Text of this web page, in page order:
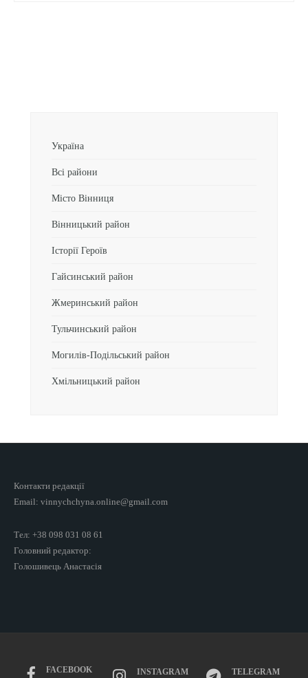
Україна
Всі райони
Місто Вінниця
Вінницький район
Історії Героїв
Гайсинський район
Жмеринський район
Тульчинський район
Могилів-Подільський район
Хмільницький район
Контакти редакції
Email: vinnychchyna.online@gmail.com
Тел: +38 098 031 08 61
Головний редактор:
Голошивець Анастасія
FACEBOOK INSTAGRAM TELEGRAM